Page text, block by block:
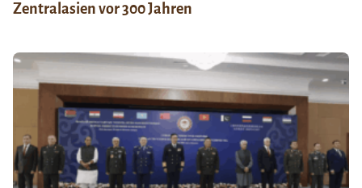
Zentralasien vor 300 Jahren